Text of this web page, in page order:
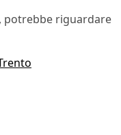
potrebbe riguardare